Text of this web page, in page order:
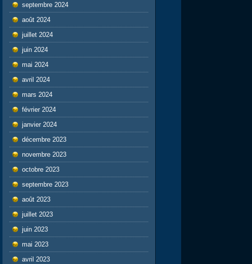
septembre 2024
août 2024
juillet 2024
juin 2024
mai 2024
avril 2024
mars 2024
février 2024
janvier 2024
décembre 2023
novembre 2023
octobre 2023
septembre 2023
août 2023
juillet 2023
juin 2023
mai 2023
avril 2023